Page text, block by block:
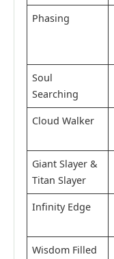
Phasing
Soul
Searching
Cloud Walker
Giant Slayer &
Titan Slayer
Infinity Edge
Wisdom Filled